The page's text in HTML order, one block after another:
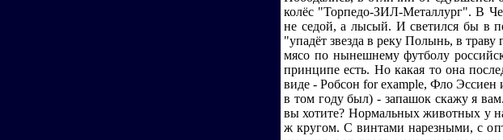
колёс "Торпедо-ЗИЛ-Металлург". В
не седой, а лысый. И светился бы в
"упадёт звезда в реку Полынь, в
мясо по нынешнему футболу
принципе есть. Но какая то она
виде - Робсон for example, Фло Эссиен
в том году был) - запашок скажу я
вы хотите? Нормальных животных у
ж кругом. С винтами нарезными, с